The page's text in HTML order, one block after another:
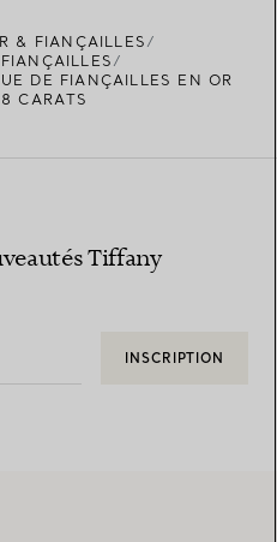
& FIANÇAILLES
DE FIANÇAILLES EN OR
CARATS
Tiffany
INSCRIPTION